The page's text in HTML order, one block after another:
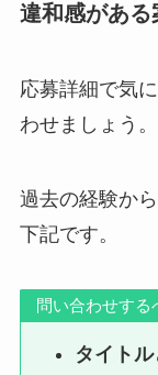
違和感がある
応募詳細で気
わせましょう。
過去の経験か
下記です。
問い合わせする
タイト